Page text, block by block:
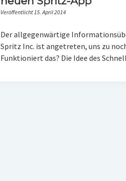
Veröffentlicht 15. April 2014
Der allgegenwärtige
Spritz Inc. ist angetreten, uns zu
Funktioniert das? Die Idee des